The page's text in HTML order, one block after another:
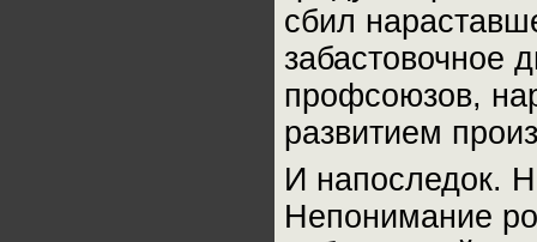
сбил
забастовочное
профсоюзов,
развитием
И напоследок.
Непонимание